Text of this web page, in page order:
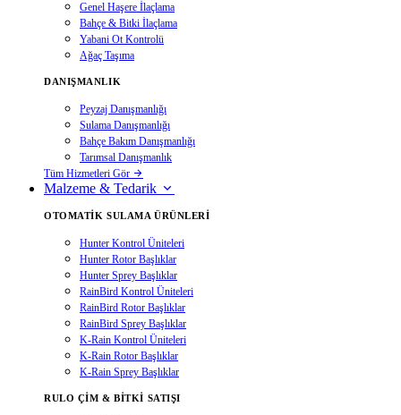
Genel Haşere İlaçlama
Bahçe & Bitki İlaçlama
Yabani Ot Kontrolü
Ağaç Taşıma
DANIŞMANLIK
Peyzaj Danışmanlığı
Sulama Danışmanlığı
Bahçe Bakım Danışmanlığı
Tarımsal Danışmanlık
Tüm Hizmetleri Gör
Malzeme & Tedarik
OTOMATIK SULAMA ÜRÜNLERI
Hunter Kontrol Üniteleri
Hunter Rotor Başlıklar
Hunter Sprey Başlıklar
RainBird Kontrol Üniteleri
RainBird Rotor Başlıklar
RainBird Sprey Başlıklar
K-Rain Kontrol Üniteleri
K-Rain Rotor Başlıklar
K-Rain Sprey Başlıklar
RULO ÇIM & BITKI SATIŞI